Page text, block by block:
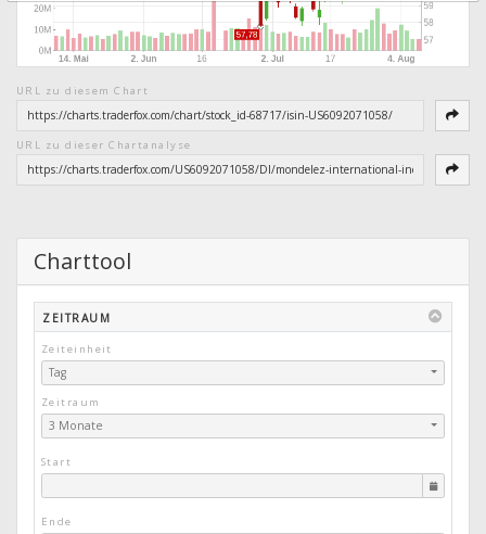
URL zu diesem Chart
URL zu dieser Chartanalyse
Charttool
ZEITRAUM
Zeiteinheit
Tag
Zeitraum
3 Monate
Start
Ende